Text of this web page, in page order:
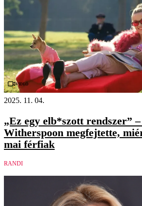
Videó
2025. 11. 04.
„Ez egy elb*szott rendszer” –
Witherspoon megfejtette,
mai férfiak
RANDI